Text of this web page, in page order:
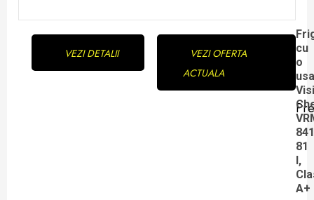
VEZI DETALII
VEZI OFERTA
ACTUALA
Continue
Reading
cu
o
usa
81
l,
A+